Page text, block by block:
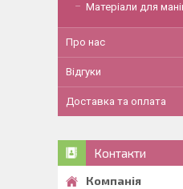
Матеріали для
Про нас
Відгуки
Доставка та оплата
Контакти